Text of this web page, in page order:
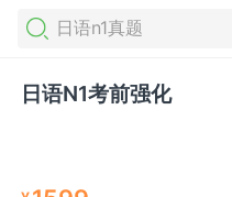
日语N1考前强化